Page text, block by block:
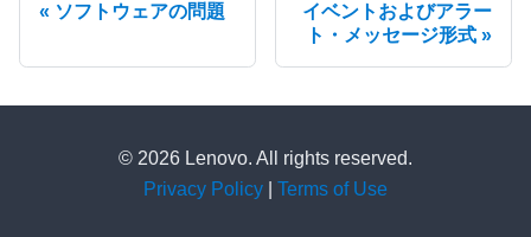
ソフトウェアの問題
イベントおよびアラー
ト・メッセージ形式
© 2026 Lenovo. All rights reserved.
Privacy Policy
Terms of Use